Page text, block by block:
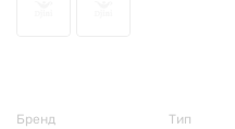
Бренд Тип